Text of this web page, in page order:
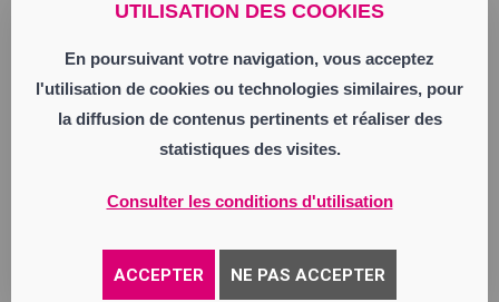
UTILISATION DES COOKIES
En poursuivant votre navigation, vous acceptez
l'utilisation de cookies ou technologies similaires, pour
la diffusion de contenus pertinents et réaliser des
statistiques des visites.
Consulter les conditions d'utilisation
ACCEPTER NE PAS ACCEPTER
Aux termes des décisions de l’associée
unique en date du 18 juin 2026, il a été
décidé à compter du 6 juillet 2026 de
nommer en qualité de Directeur Général
l’Eglise 39700 FRAISANS.